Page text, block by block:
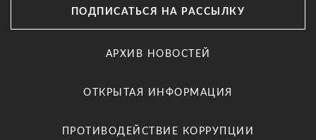
ПОДПИСАТЬСЯ НА РАССЫЛКУ
АРХИВ НОВОСТЕЙ
ОТКРЫТАЯ ИНФОРМАЦИЯ
ПРОТИВОДЕЙСТВИЕ КОРРУПЦИИ